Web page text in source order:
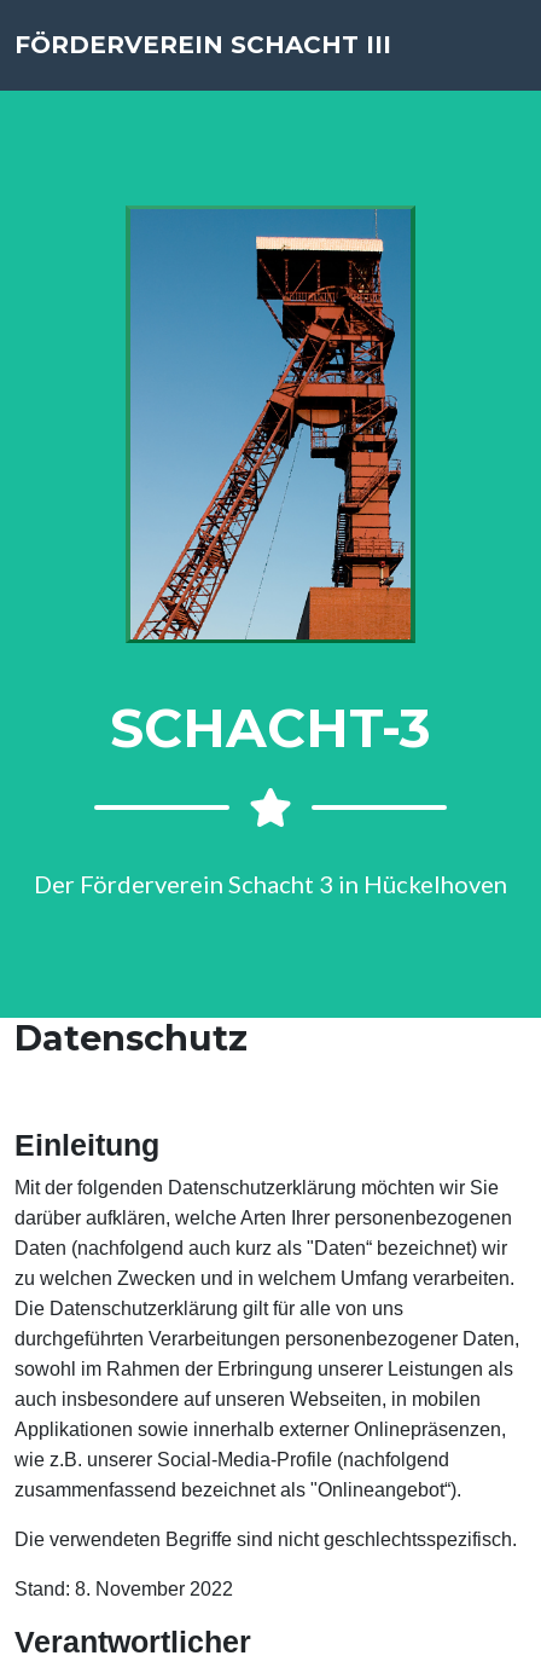
FÖRDERVEREIN SCHACHT III
SCHACHT-3
Der Förderverein Schacht 3 in Hückelhoven
Datenschutz
Einleitung
Mit der folgenden Datenschutzerklärung möchten wir Sie
darüber aufklären, welche Arten Ihrer personenbezogenen
Daten (nachfolgend auch kurz als "Daten“ bezeichnet) wir
zu welchen Zwecken und in welchem Umfang verarbeiten.
Die Datenschutzerklärung gilt für alle von uns
durchgeführten Verarbeitungen personenbezogener Daten,
sowohl im Rahmen der Erbringung unserer Leistungen als
auch insbesondere auf unseren Webseiten, in mobilen
Applikationen sowie innerhalb externer Onlinepräsenzen,
wie z.B. unserer Social-Media-Profile (nachfolgend
zusammenfassend bezeichnet als "Onlineangebot“).
Die verwendeten Begriffe sind nicht geschlechtsspezifisch.
Stand: 8. November 2022
Verantwortlicher